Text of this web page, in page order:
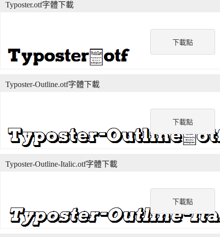
下載點
Typoster.otf字體下載
下載點
Typoster-Outline.otf字體下載
下載點
Typoster-Outline-Italic.otf字體下載